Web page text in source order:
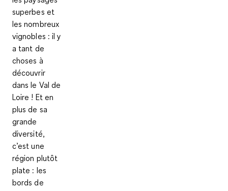
superbes et
les nombreux
vignobles : il y
a tant de
choses à
découvrir
dans le Val de
Loire ! Et en
plus de sa
grande
diversité,
c’est une
région plutôt
plate : les
bords de